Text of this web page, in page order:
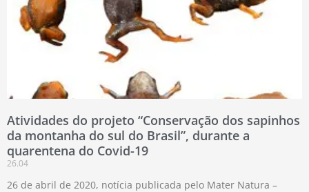
Atividades do projeto “Conservação dos sapinhos
da montanha do sul do Brasil”, durante a
quarentena do Covid-19
26.04
26 de abril de 2020, notícia publicada pelo Mater Natura –